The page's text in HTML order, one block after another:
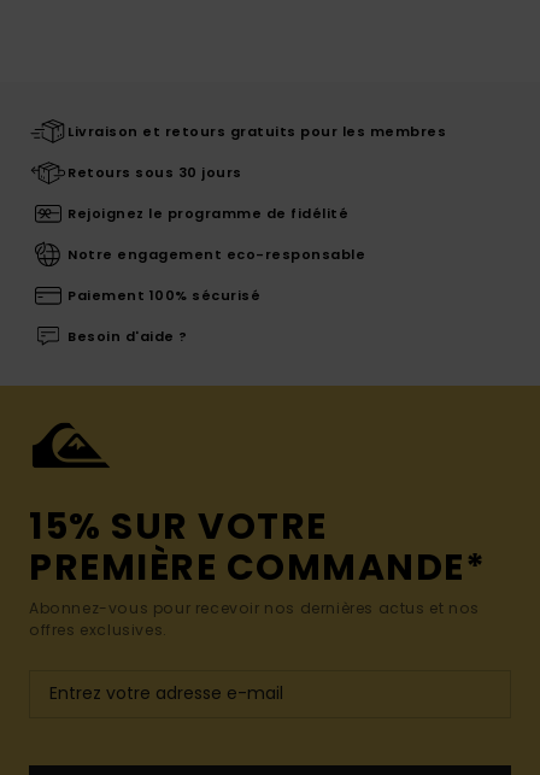
Livraison et retours gratuits pour les membres
Retours sous 30 jours
Rejoignez le programme de fidélité
Notre engagement eco-responsable
Paiement 100% sécurisé
Besoin d'aide ?
15% SUR VOTRE
PREMIÈRE COMMANDE*
Abonnez-vous pour recevoir nos dernières actus et nos
offres exclusives.